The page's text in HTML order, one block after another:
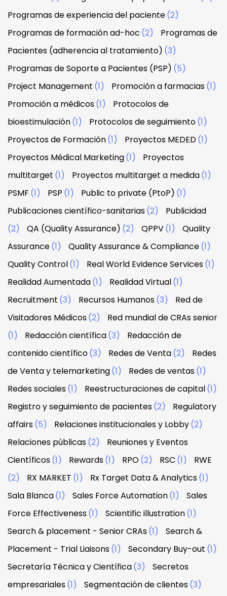
Programas de experiencia del paciente(2)
Programas de formación ad-hoc (2)
Programas de
Pacientes (adherencia al tratamiento) (3)
Programas de Soporte a Pacientes (PSP) (5)
Project Management (1) Promoción a farmacias(1)
Promoción a médicos(1)
Protocolos de
bioestimulación(1) Protocolos de seguimiento(1)
Proyectos de Formación(1) Proyectos MEDED(1)
Proyectos Médical Marketing(1)
Proyectos
multitarget (1) Proyectos multitarget a medida(1)
PSMF (1) PSP (1) Public to private (PtoP) (1)
Publicaciones científico-sanitarias(2)
Publicidad
(2)
QA (Quality Assurance) (2) QPPV(1)
Quality
Assurance(1) Quality Assurance & Compliance(1)
Quality Control(1) Real World Evidence Services(1)
Realidad Aumentada(1) Realidad Virtual(1)
Recruitment (3) Recursos Humanos(3)
Red de
Visitadores Médicos(2)
Red mundial de CRAs senior
(1)
Redacción científica(3)
Redacción de
contenido científico(3) Redes de Venta(2)
Redes
de Venta y telemarketing(1) Redes de ventas(1)
Redes sociales(1) Reestructuraciones de capital(1)
Registro y seguimiento de pacientes(2)
Regulatory
affairs(5) Relaciones institucionales y Lobby(2)
Relaciones públicas(2)
Reuniones y Eventos
Científicos(1) Rewards(1) RPO(2) RSC (1)
RWE
(2)
RX MARKET (1) Rx Target Data & Analytics(1)
Sala Blanca(1) Sales Force Automation(1)
Sales
Force Effectiveness(1) Scientific illustration(1)
Search & placement - Senior CRAs(1)
Search &
Placement - Trial Liaisons(1) Secondary Buy-out (1)
Secretaría Técnica y Científica(3)
Secretos
empresariales(1) Segmentación de clientes(3)